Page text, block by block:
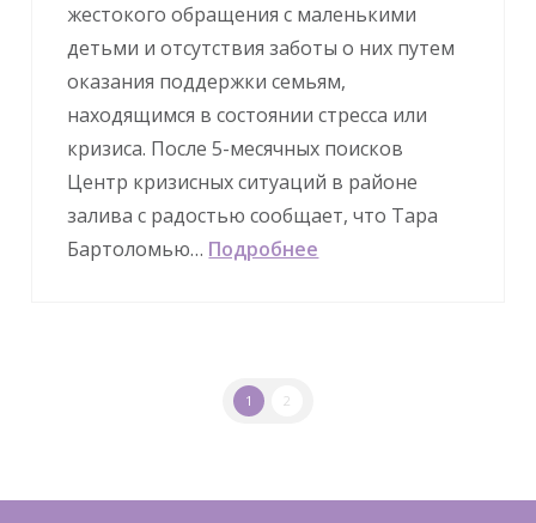
жестокого обращения с маленькими
детьми и отсутствия заботы о них путем
оказания поддержки семьям,
находящимся в состоянии стресса или
кризиса. После 5-месячных поисков
Центр кризисных ситуаций в районе
залива с радостью сообщает, что Тара
Бартоломью… Подробнее
1 2